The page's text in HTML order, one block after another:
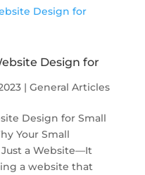
Design for
| General Articles
Design for Small
Your Small
Just a Website—It
a website that